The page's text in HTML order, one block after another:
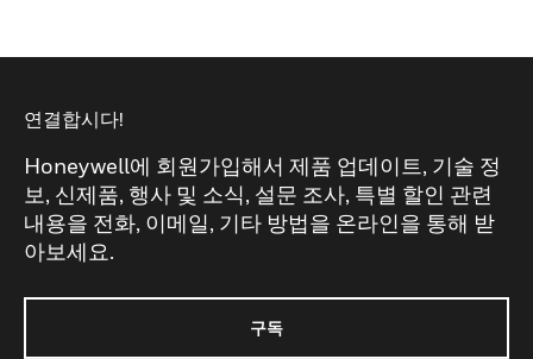
연결합시다!
Honeywell에 회원가입해서 제품 업데이트, 기술 정
보, 신제품, 행사 및 소식, 설문 조사, 특별 할인 관련
내용을 전화, 이메일, 기타 방법을 온라인을 통해 받
아보세요.
구독